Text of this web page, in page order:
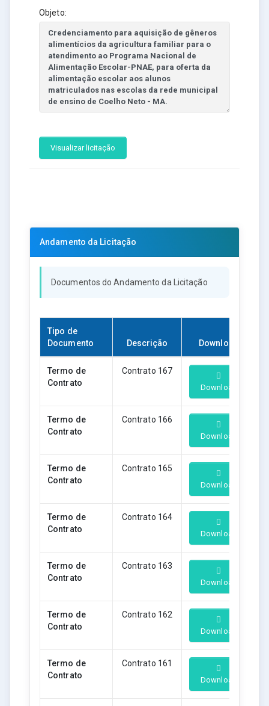
Objeto:
Visualizar licitação
Andamento da Licitação
Documentos do Andamento da Licitação
Tipo de
Documento
Descrição Download
Termo de
Contrato
Contrato 167
Download
Termo de
Contrato
Contrato 166
Download
Termo de
Contrato
Contrato 165
Download
Termo de
Contrato
Contrato 164
Download
Termo de
Contrato
Contrato 163
Download
Termo de
Contrato
Contrato 162
Download
Termo de
Contrato
Contrato 161
Download